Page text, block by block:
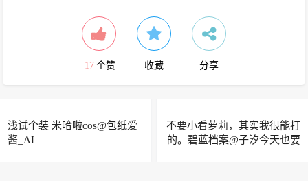
17 个赞 收藏 分享
浅试个装 米哈啦cos@包纸爱
酱_AI
不要小看萝莉，其实我很能打
的。碧蓝档案@子汐今天也要